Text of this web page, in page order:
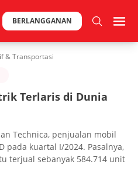
BERLANGGANAN
& Transportasi
Terlaris di Dunia
Technica, penjualan mobil
pada kuartal I/2024. Pasalnya,
terjual sebanyak 584.714 unit